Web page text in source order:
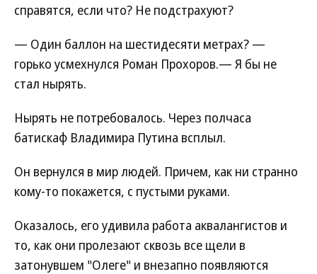
справятся, если что? Не подстрахуют?
— Один баллон на шестидесяти метрах? —
горько усмехнулся Роман Прохоров.— Я бы не
стал нырять.
Нырять не потребовалось. Через полчаса
батискаф Владимира Путина всплыл.
Он вернулся в мир людей. Причем, как ни странно
кому-то покажется, с пустыми руками.
Оказалось, его удивила работа аквалангистов и
то, как они пролезают сквозь все щели в
затонувшем "Олеге" и внезапно появляются